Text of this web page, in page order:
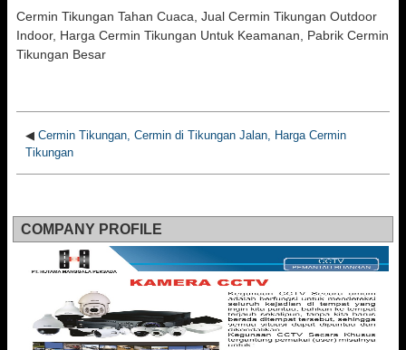
Cermin Tikungan Tahan Cuaca, Jual Cermin Tikungan Outdoor
Indoor, Harga Cermin Tikungan Untuk Keamanan, Pabrik Cermin
Tikungan Besar
◀ Cermin Tikungan, Cermin di Tikungan Jalan, Harga Cermin
Tikungan
COMPANY PROFILE